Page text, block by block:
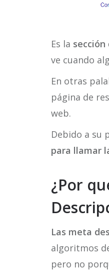
Es la
ve cuando
En otras
página de
web.
Debido a su
para llamar
¿Por
Las meta
algoritmos
pero no